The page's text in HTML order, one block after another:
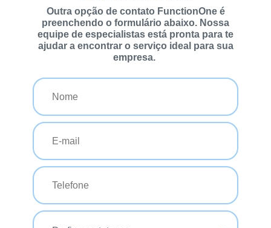
Outra opção de contato FunctionOne é
preenchendo o formulário abaixo. Nossa
equipe de especialistas está pronta para te
ajudar a encontrar o serviço ideal para sua
empresa.